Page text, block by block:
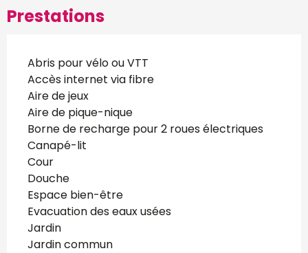
Prestations
Abris pour vélo ou VTT
Accès internet via fibre
Aire de jeux
Aire de pique-nique
Borne de recharge pour 2 roues électriques
Canapé-lit
Cour
Douche
Espace bien-être
Evacuation des eaux usées
Jardin
Jardin commun